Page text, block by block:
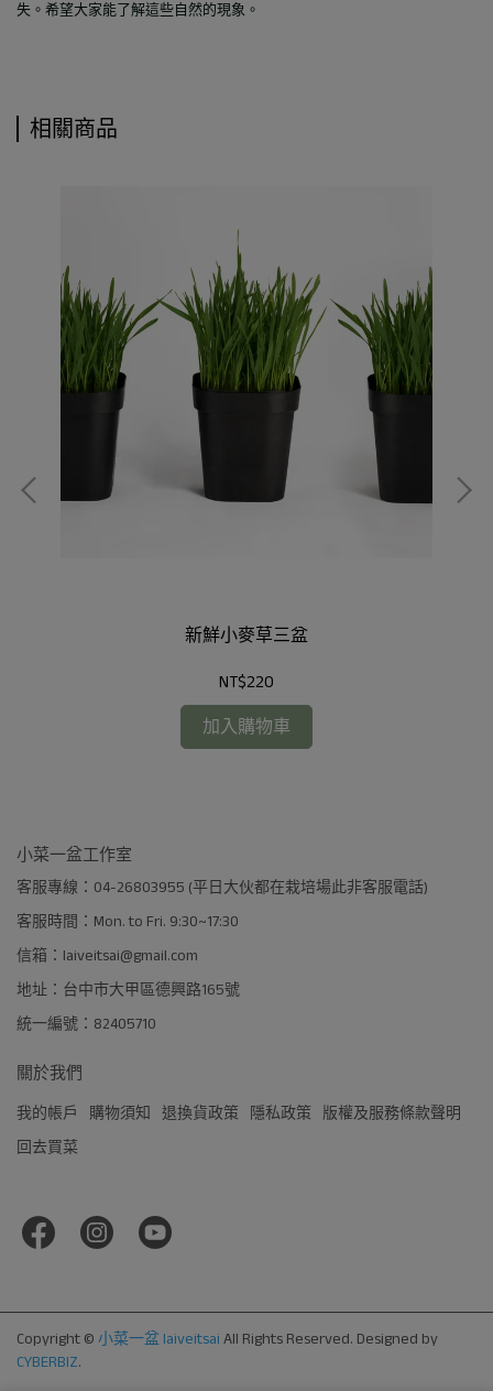
失。希望大家能了解這些自然的現象。
相關商品
新鮮小麥草三盆
NT$220
加入購物車
小菜一盆工作室
客服專線：04-26803955 (平日大伙都在栽培場此非客服電話)
客服時間：Mon. to Fri. 9:30~17:30
信箱：laiveitsai@gmail.com
地址：台中市大甲區德興路165號
統一編號：82405710
關於我們
我的帳戶 購物須知 退換貨政策 隱私政策
版權及服務條款聲明
回去買菜
Copyright © 小菜一盆 laiveitsai All Rights Reserved. Designed by
CYBERBIZ.